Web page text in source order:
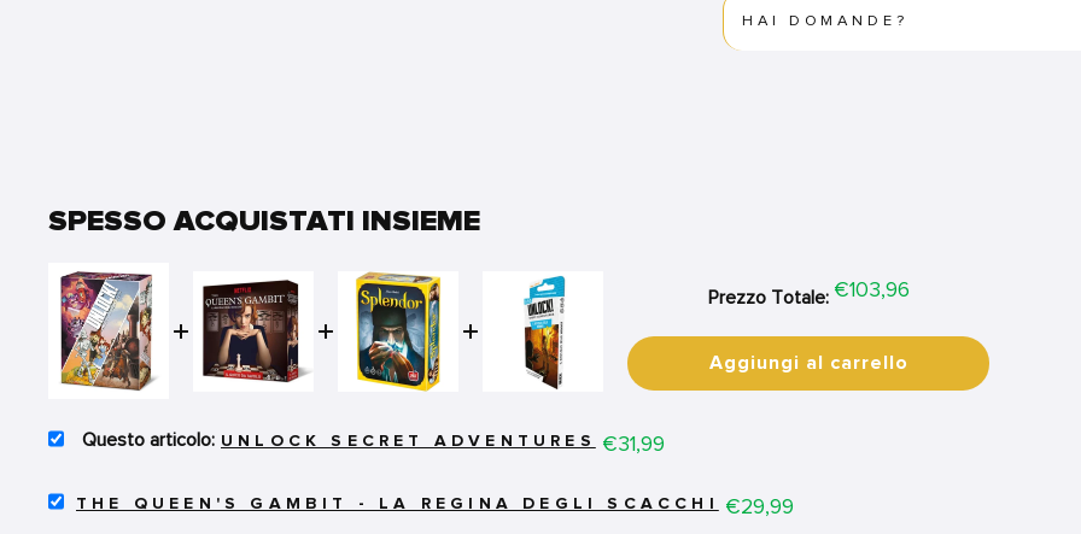
HAI DOMANDE?
SPESSO ACQUISTATI INSIEME
Prezzo Totale: Price
€103,96
Aggiungi al carrello
SELECT
ADVENTURES
UNLOCK SECRET ADVENTURES Price
€31,99
SELECT
THE QUEEN'S GAMBIT - LA REGINA DEGLI SCACCHI Price
€29,99